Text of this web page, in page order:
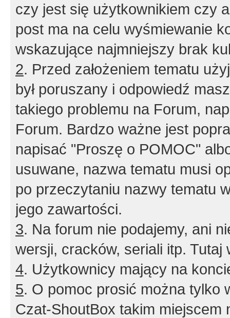
czy jest się użytkownikiem czy
post ma na celu wyśmiewanie
wskazujące najmniejszy brak
2. Przed założeniem tematu
był poruszany i odpowiedź
takiego problemu na Forum,
Forum. Bardzo ważne jest
napisać "Proszę o POMOC"
usuwane, nazwa tematu musi
po przeczytaniu nazwy tematu
jego zawartości.
3. Na forum nie podajemy, ani
wersji, cracków, seriali itp. Tutaj
4. Użytkownicy mający na
5. O pomoc prosić można tylko
Czat-ShoutBox takim miejscem